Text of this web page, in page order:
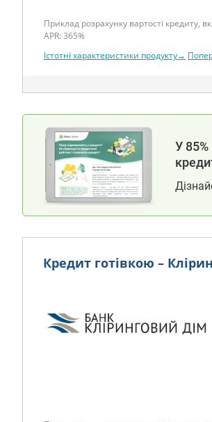
Приклад розрахунку вартості кредиту,
APR: 365%
Істотні характеристики продукту→
У
Кредит готівкою –